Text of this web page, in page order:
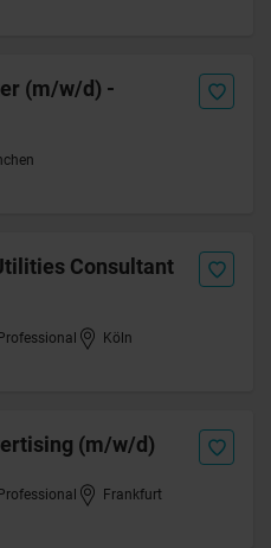
(m/w/d) -
Consultant
Professional
Köln
(m/w/d)
Professional
Frankfurt